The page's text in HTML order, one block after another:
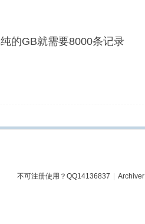
的GB就需要8000条记录
不可注册使用？QQ14136837 Archiver